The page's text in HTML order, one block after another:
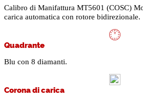
Calibro di Manifattura MT5601 (COSC)
carica automatica con rotore bidirezionale.
Quadrante
Blu con 8 diamanti.
Corona di carica